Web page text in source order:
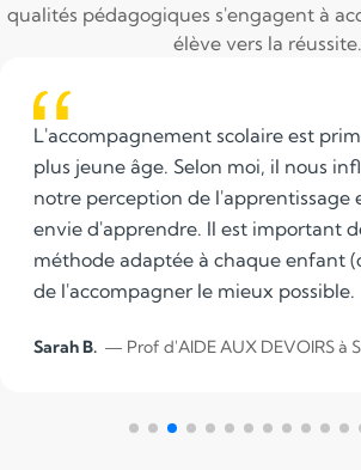
qualités pédagogiques s'engagent à
élève vers la réussite.
Je suis vraiment motivé et
donner des cours particuliers ! Mon
d'accompagner mes élèves de
personnalisée, en m'adaptant à
leurs rythmes. J'aime partager mes
voir mes élèves progresser, tout en
Chaque séance est pour moi une
Bouchra Z.— Prof d'AIDE AUX DEVOIRS à